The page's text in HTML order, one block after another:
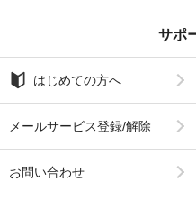
サポ
はじめての方へ
メールサービス登録/解除
お問い合わせ